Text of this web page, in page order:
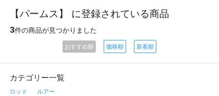
【パームス】 に登録されている商品
3件の商品が見つかりました
おすすめ順 価格順 新着順
カテゴリー一覧
ロッド ルアー